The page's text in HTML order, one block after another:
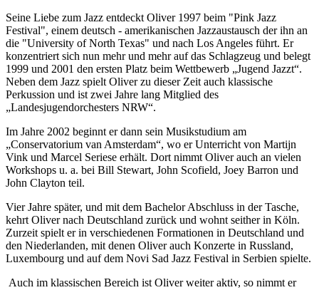
Seine Liebe zum Jazz entdeckt Oliver 1997 beim "Pink Jazz
Festival", einem deutsch - amerikanischen Jazzaustausch der ihn an
die "University of North Texas" und nach Los Angeles führt. Er
konzentriert sich nun mehr und mehr auf das Schlagzeug und belegt
1999 und 2001 den ersten Platz beim Wettbewerb „Jugend Jazzt“.
Neben dem Jazz spielt Oliver zu dieser Zeit auch klassische
Perkussion und ist zwei Jahre lang Mitglied des
„Landesjugendorchesters NRW“.
Im Jahre 2002 beginnt er dann sein Musikstudium am
„Conservatorium van Amsterdam“, wo er Unterricht von Martijn
Vink und Marcel Seriese erhält. Dort nimmt Oliver auch an vielen
Workshops u. a. bei Bill Stewart, John Scofield, Joey Barron und
John Clayton teil.
Vier Jahre später, und mit dem Bachelor Abschluss in der Tasche,
kehrt Oliver nach Deutschland zurück und wohnt seither in Köln.
Zurzeit spielt er in verschiedenen Formationen in Deutschland und
den Niederlanden, mit denen Oliver auch Konzerte in Russland,
Luxembourg und auf dem Novi Sad Jazz Festival in Serbien spielte.
Auch im klassischen Bereich ist Oliver weiter aktiv, so nimmt er